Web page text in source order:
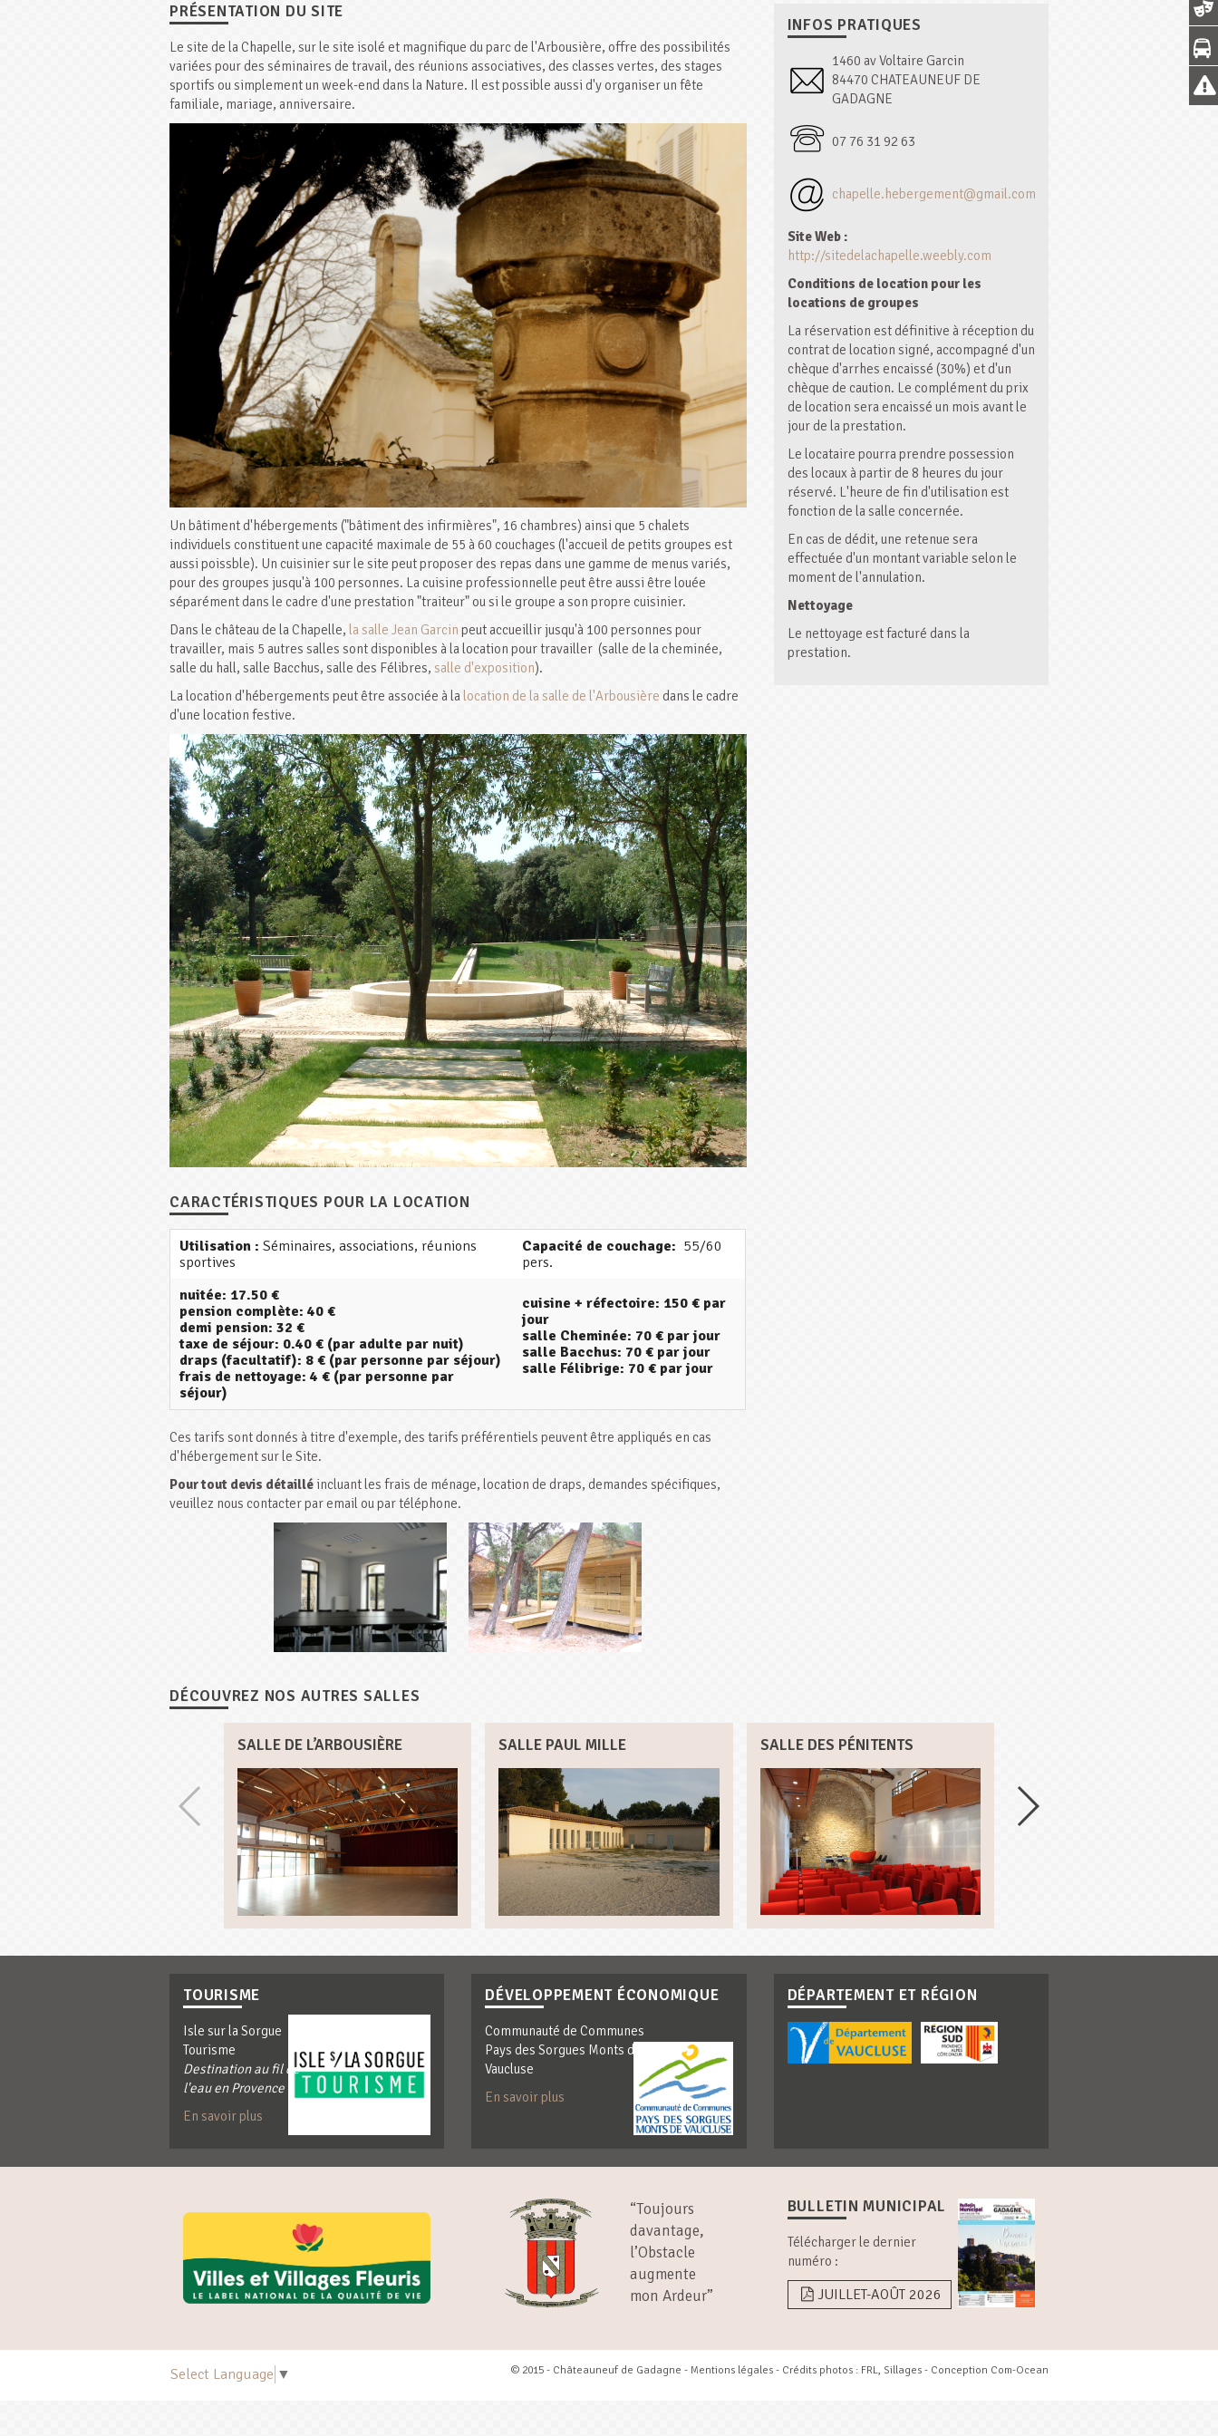
PRÉSENTATION DU SITE
Le site de la Chapelle, sur le site isolé et magnifique du parc de l'Arbousière, offre des possibilités
variées pour des séminaires de travail, des réunions associatives, des classes vertes, des stages
sportifs ou simplement un week-end dans la Nature. Il est possible aussi d'y organiser un fête
familiale, mariage, anniversaire.
Un bâtiment d'hébergements ("bâtiment des infirmières", 16 chambres) ainsi que 5 chalets
individuels constituent une capacité maximale de 55 à 60 couchages (l'accueil de petits groupes est
aussi poissble). Un cuisinier sur le site peut proposer des repas dans une gamme de menus variés,
pour des groupes jusqu'à 100 personnes. La cuisine professionnelle peut être aussi être louée
séparément dans le cadre d'une prestation "traiteur" ou si le groupe a son propre cuisinier.
Dans le château de la Chapelle, la salle Jean Garcin peut accueillir jusqu'à 100 personnes pour
travailler, mais 5 autres salles sont disponibles à la location pour travailler (salle de la cheminée,
salle du hall, salle Bacchus, salle des Félibres, salle d'exposition).
La location d'hébergements peut être associée à la location de la salle de l'Arbousière dans le cadre
d'une location festive.
CARACTÉRISTIQUES POUR LA LOCATION
Utilisation : Séminaires, associations, réunions
sportives
Capacité de couchage: 55/60
pers.
nuitée: 17.50 €
pension complète: 40 €
demi pension: 32 €
taxe de séjour: 0.40 € (par adulte par nuit)
draps (facultatif): 8 € (par personne par séjour)
frais de nettoyage: 4 € (par personne par
séjour)
cuisine + réfectoire: 150 € par
jour
salle Cheminée: 70 € par jour
salle Bacchus: 70 € par jour
salle Félibrige: 70 € par jour
Ces tarifs sont donnés à titre d'exemple, des tarifs préférentiels peuvent être appliqués en cas
d'hébergement sur le Site.
Pour tout devis détaillé incluant les frais de ménage, location de draps, demandes spécifiques,
veuillez nous contacter par email ou par téléphone.
INFOS PRATIQUES
1460 av Voltaire Garcin
84470 CHATEAUNEUF DE
GADAGNE
07 76 31 92 63
chapelle.hebergement@gmail.com
Site Web :
http://sitedelachapelle.weebly.com
Conditions de location pour les
locations de groupes
La réservation est définitive à réception du
contrat de location signé, accompagné d'un
chèque d'arrhes encaissé (30%) et d'un
chèque de caution. Le complément du prix
de location sera encaissé un mois avant le
jour de la prestation.
Le locataire pourra prendre possession
des locaux à partir de 8 heures du jour
réservé. L'heure de fin d'utilisation est
fonction de la salle concernée.
En cas de dédit, une retenue sera
effectuée d'un montant variable selon le
moment de l'annulation.
Nettoyage
Le nettoyage est facturé dans la
prestation.
DÉCOUVREZ NOS AUTRES SALLES
SALLE DE L’ARBOUSIÈRE SALLE PAUL MILLE SALLE DES PÉNITENTS
TOURISME
Isle sur la Sorgue
Tourisme
Destination au fil de
l'eau en Provence
En savoir plus
DÉVELOPPEMENT ÉCONOMIQUE
Communauté de Communes
Pays des Sorgues Monts de
Vaucluse
En savoir plus
DÉPARTEMENT ET RÉGION
BULLETIN MUNICIPAL
Télécharger le dernier
numéro :
JUILLET-AOÛT 2026
“Toujours
davantage,
l’Obstacle
augmente
mon Ardeur”
Select Language ▼ © 2015 - Châteauneuf de Gadagne - Mentions légales - Crédits photos : FRL, Sillages - Conception Com-Ocean